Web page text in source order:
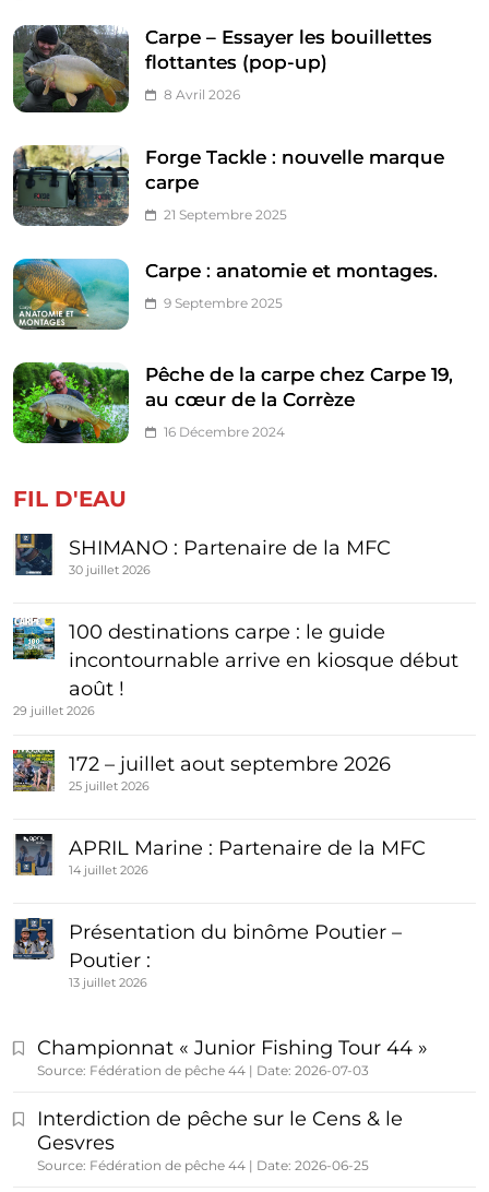
Carpe – Essayer les bouillettes
flottantes (pop-up)
8 Avril 2026
Forge Tackle : nouvelle marque
carpe
21 Septembre 2025
Carpe : anatomie et montages.
9 Septembre 2025
Pêche de la carpe chez Carpe 19,
au cœur de la Corrèze
16 Décembre 2024
FIL D'EAU
SHIMANO : Partenaire de la MFC
30 juillet 2026
100 destinations carpe : le guide
incontournable arrive en kiosque début
août !
29 juillet 2026
172 – juillet aout septembre 2026
25 juillet 2026
APRIL Marine : Partenaire de la MFC
14 juillet 2026
Présentation du binôme Poutier –
Poutier :
13 juillet 2026
Championnat « Junior Fishing Tour 44 »
Source: Fédération de pêche 44 Date: 2026-07-03
Interdiction de pêche sur le Cens & le
Gesvres
Source: Fédération de pêche 44 Date: 2026-06-25